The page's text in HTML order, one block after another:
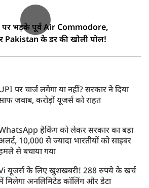
पर भड़के पूर्व Air Commodore,
के डर की खोली पोल!
पर चार्ज लगेगा या नहीं? सरकार ने दिया
जवाब, करोड़ों यूजर्स को राहत
हैकिंग को लेकर सरकार का बड़ा
10,000 से ज्यादा भारतीयों को साइबर
से बचाया गया
यूजर्स के लिए खुशखबरी! 288 रुपये के खर्च
मिलेगा अनलिमिटेड कॉलिंग और डेटा